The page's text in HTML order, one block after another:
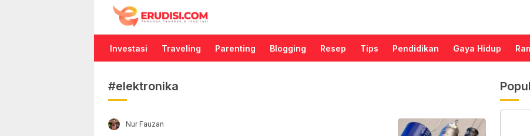
Erudisi
Temukan Jawaban dan Inspirasi
Investasi Traveling Parenting Blogging Resep Tips Pendidikan Gaya Hidup
#elektronika
Nur Fauzan